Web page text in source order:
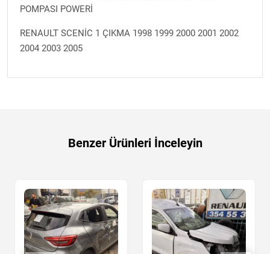
POMPASI POWERİ
RENAULT SCENİC 1 ÇIKMA 1998 1999 2000 2001 2002
2004 2003 2005
Benzer Ürünleri İnceleyin